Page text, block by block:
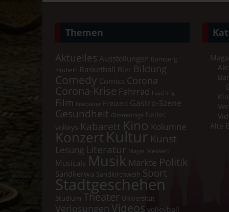
Themen
Aktuelles Ausstellungen Bamberg
zaubert Basketball Bier Bildung
Comedy Comics Corona
Corona-Krise Fahrrad Fasching
Film Freibäder Freizeit Gastro-Szene
Gesundheit Gitarrentage heitec
volleys Kabarett Kino Kolumne
Konzert Kultur Kunst
Lesung Literatur Magie Messen
Musicals Musik Märkte Politik
Sandkerwa Sandkirchweih Sport
Stadtgeschehen
Studium Theater Universität
Verlosungen Videos volleyball
Alte